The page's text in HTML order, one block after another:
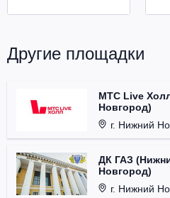
Другие площадки
МТС Live
Новгород)
г. Нижний Новгород, Площадь
ДК ГАЗ
Новгород)
г. Нижний Новгород, ул.